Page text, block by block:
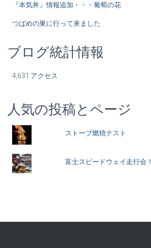
『本気丼』情報追加・・・葡萄の花
つばめの巣に行って来ました
ブログ統計情報
4,631 アクセス
人気の投稿とページ
ストーブ燃焼テスト
富士スピードウェイ走行会！